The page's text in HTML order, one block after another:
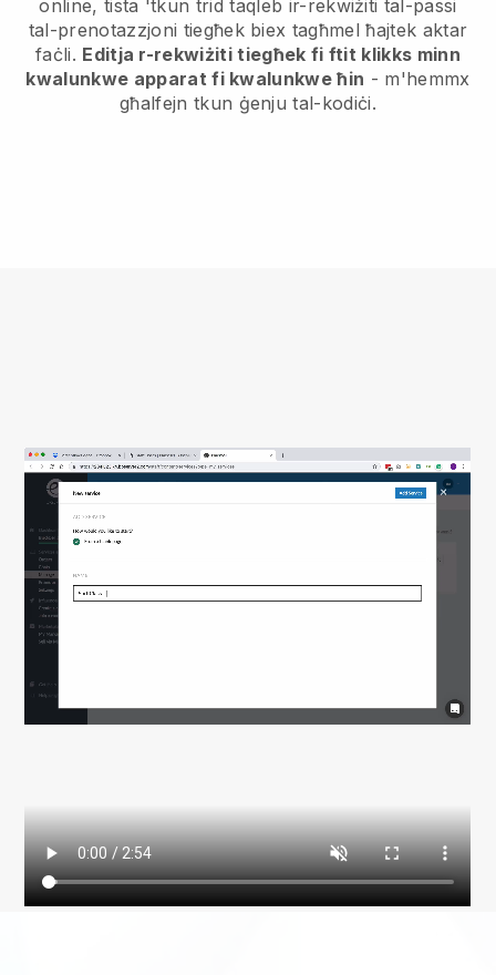
online, tista 'tkun trid taqleb ir-rekwiżiti tal-passi
tal-prenotazzjoni tiegħek biex tagħmel ħajtek aktar
faċli. Editja r-rekwiżiti tiegħek fi ftit klikks minn
kwalunkwe apparat fi kwalunkwe ħin - m'hemmx
għalfejn tkun ġenju tal-kodiċi.